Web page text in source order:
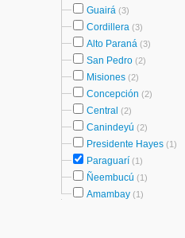
Guairá (3)
Cordillera (3)
Alto Paraná (3)
San Pedro (2)
Misiones (2)
Concepción (2)
Central (2)
Canindeyú (2)
Presidente Hayes (1)
Paraguarí (1)
Ñeembucú (1)
Amambay (1)